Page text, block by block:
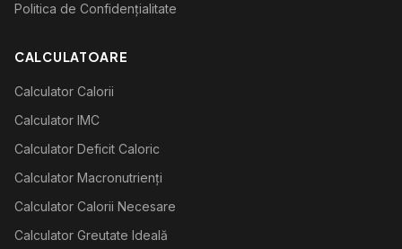
Politica de Confidențialitate
CALCULATOARE
Calculator Calorii
Calculator IMC
Calculator Deficit Caloric
Calculator Macronutrienți
Calculator Calorii Necesare
Calculator Greutate Ideală